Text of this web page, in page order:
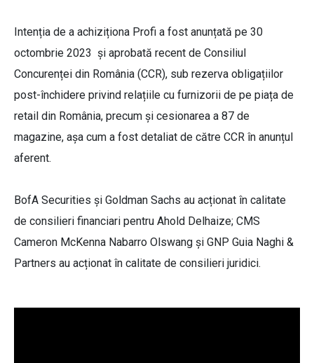
Intenția de a achiziționa Profi a fost anunțată pe 30
octombrie 2023 și aprobată recent de Consiliul
Concurenței din România (CCR), sub rezerva obligațiilor
post-închidere privind relațiile cu furnizorii de pe piața de
retail din România, precum și cesionarea a 87 de
magazine, așa cum a fost detaliat de către CCR în anunțul
aferent.
BofA Securities și Goldman Sachs au acționat în calitate
de consilieri financiari pentru Ahold Delhaize; CMS
Cameron McKenna Nabarro Olswang și GNP Guia Naghi &
Partners au acționat în calitate de consilieri juridici.